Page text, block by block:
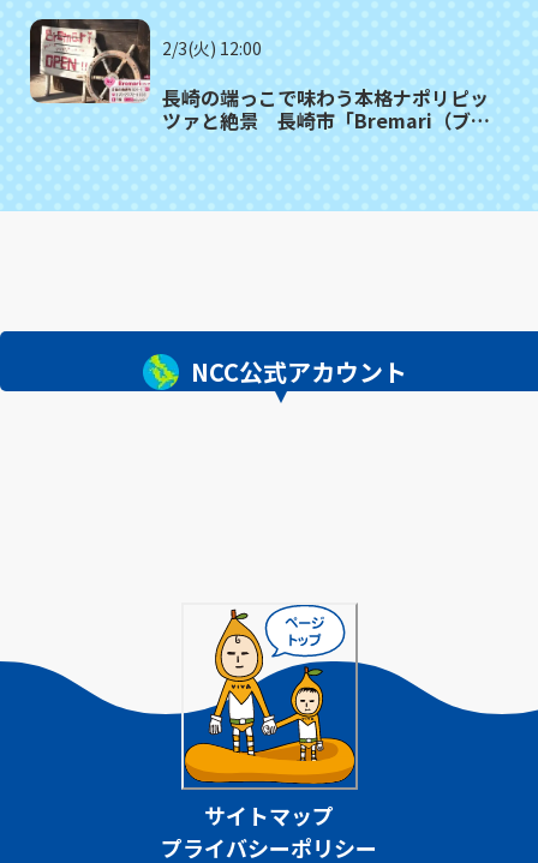
2/3(火) 12:00
長崎の端っこで味わう本格ナポリピッ
ツァと絶景 長崎市「Bremari（ブレ
NCC公式アカウント
サイトマップ
プライバシーポリシー